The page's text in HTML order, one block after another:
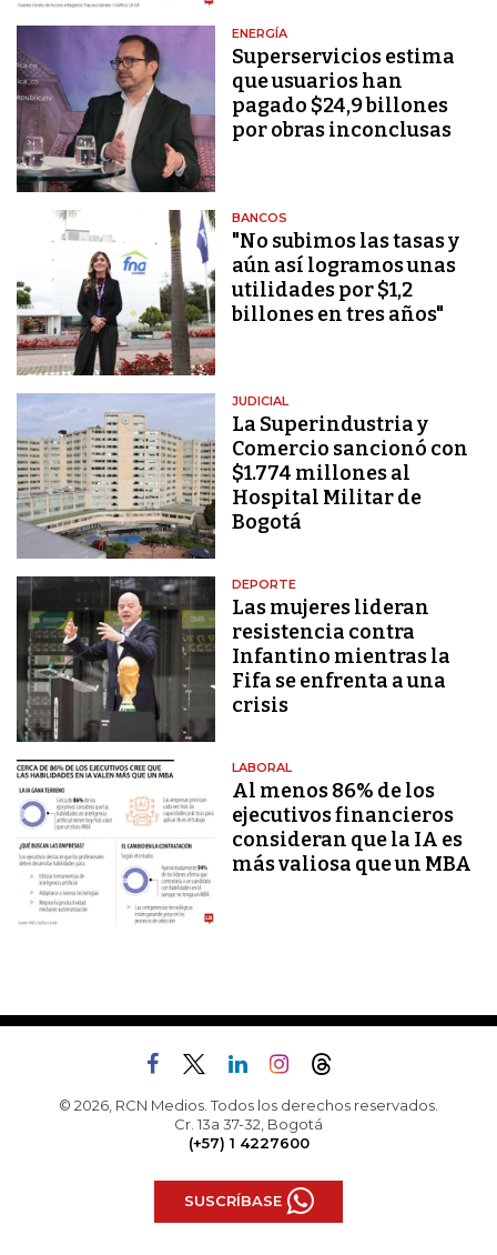
ENERGÍA
Superservicios estima
que usuarios han
pagado $24,9 billones
por obras inconclusas
BANCOS
"No subimos las tasas y
aún así logramos unas
utilidades por $1,2
billones en tres años"
JUDICIAL
La Superindustria y
Comercio sancionó con
$1.774 millones al
Hospital Militar de
Bogotá
DEPORTE
Las mujeres lideran
resistencia contra
Infantino mientras la
Fifa se enfrenta a una
crisis
LABORAL
Al menos 86% de los
ejecutivos financieros
consideran que la IA es
más valiosa que un MBA
© 2026, RCN Medios. Todos los derechos reservados.
Cr. 13a 37-32, Bogotá
(+57) 1 4227600
SUSCRÍBASE